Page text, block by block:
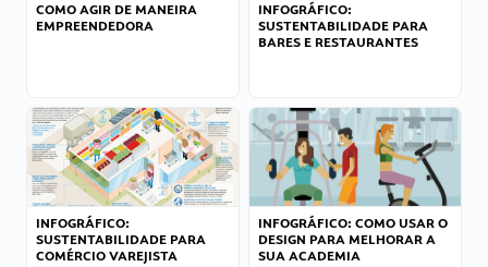
COMO AGIR DE MANEIRA
EMPREENDEDORA
INFOGRÁFICO:
SUSTENTABILIDADE PARA
BARES E RESTAURANTES
INFOGRÁFICO:
SUSTENTABILIDADE PARA
COMÉRCIO VAREJISTA
INFOGRÁFICO: COMO USAR O
DESIGN PARA MELHORAR A
SUA ACADEMIA